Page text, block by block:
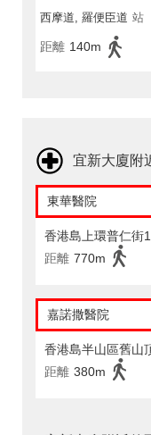
西摩道, 羅便臣道 站
距離 140m
宜新大廈附
東華醫院
香港島上環普仁街
距離 770m
嘉諾撒醫院
香港島半山區舊山
距離 380m